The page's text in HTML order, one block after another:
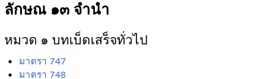
ลักษณ ๑๓ จำนำ
หมวด ๑ บทเบ็ดเสร็จทั่วไป
มาตรา 747
มาตรา 748